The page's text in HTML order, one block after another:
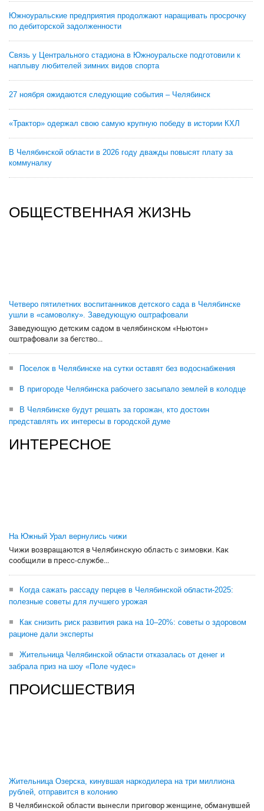
Южноуральские предприятия продолжают наращивать просрочку
по дебиторской задолженности
Связь у Центрального стадиона в Южноуральске подготовили к
наплыву любителей зимних видов спорта
27 ноября ожидаются следующие события – Челябинск
«Трактор» одержал свою самую крупную победу в истории КХЛ
В Челябинской области в 2026 году дважды повысят плату за
коммуналку
ОБЩЕСТВЕННАЯ ЖИЗНЬ
Четверо пятилетних воспитанников детского сада в Челябинске
ушли в «самоволку». Заведующую оштрафовали
Заведующую детским садом в челябинском «Ньютон»
оштрафовали за бегство...
Поселок в Челябинске на сутки оставят без водоснабжения
В пригороде Челябинска рабочего засыпало землей в колодце
В Челябинске будут решать за горожан, кто достоин
представлять их интересы в городской думе
ИНТЕРЕСНОЕ
На Южный Урал вернулись чижи
Чижи возвращаются в Челябинскую область с зимовки. Как
сообщили в пресс-службе...
Когда сажать рассаду перцев в Челябинской области-2025:
полезные советы для лучшего урожая
Как снизить риск развития рака на 10–20%: советы о здоровом
рационе дали эксперты
Жительница Челябинской области отказалась от денег и
забрала приз на шоу «Поле чудес»
ПРОИСШЕСТВИЯ
Жительница Озерска, кинувшая наркодилера на три миллиона
рублей, отправится в колонию
В Челябинской области вынесли приговор женщине, обманувшей